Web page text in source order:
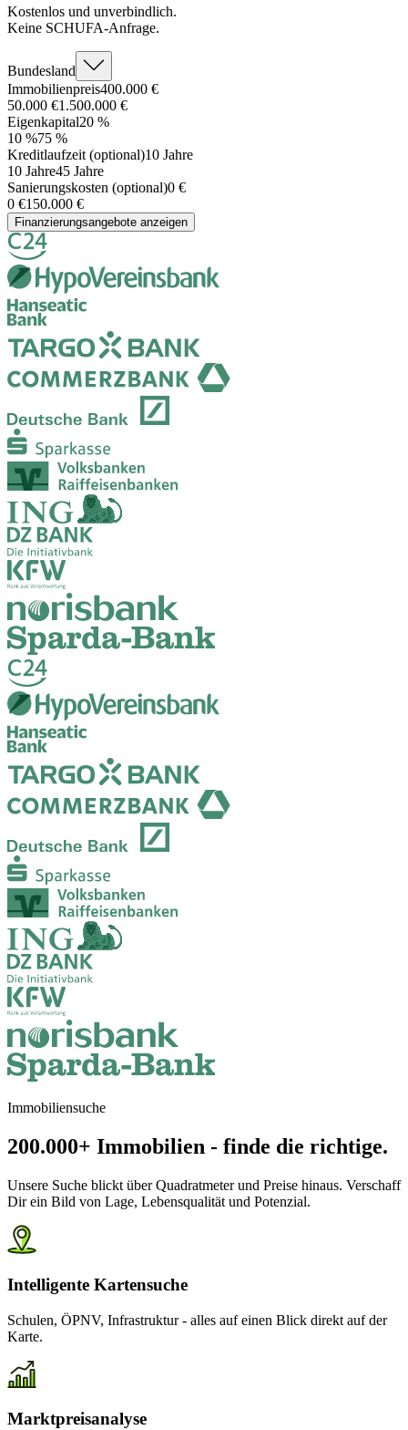
Kostenlos und unverbindlich.
Keine SCHUFA-Anfrage.
Bundesland
Immobilienpreis400.000 €
50.000 €1.500.000 €
Eigenkapital20 %
10 %75 %
Kreditlaufzeit (optional)10 Jahre
10 Jahre45 Jahre
Sanierungskosten (optional)0 €
0 €150.000 €
Finanzierungsangebote anzeigen
Immobiliensuche
200.000+ Immobilien - finde die richtige.
Unsere Suche blickt über Quadratmeter und Preise hinaus. Verschaff
Dir ein Bild von Lage, Lebensqualität und Potenzial.
Intelligente Kartensuche
Schulen, ÖPNV, Infrastruktur - alles auf einen Blick direkt auf der
Karte.
Marktpreisanalyse